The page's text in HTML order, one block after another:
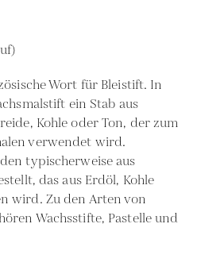
Wort für Bleistift. In
ein Stab aus
Kohle oder Ton, der zum
verwendet wird.
typischerweise aus
das aus Erdöl, Kohle
wird. Zu den Arten von
Wachsstifte, Pastelle und